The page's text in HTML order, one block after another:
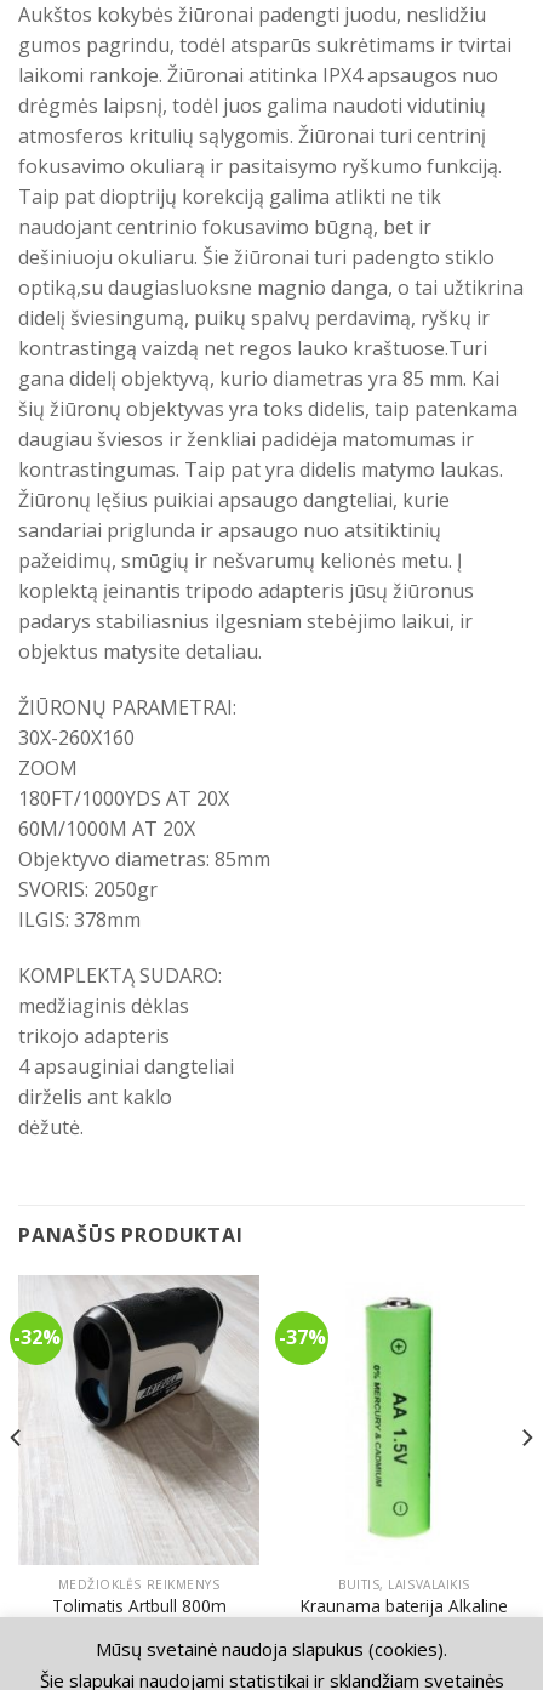
Aukštos kokybės žiūronai padengti juodu, neslidžiu
gumos pagrindu, todėl atsparūs sukrėtimams ir tvirtai
laikomi rankoje. Žiūronai atitinka IPX4 apsaugos nuo
drėgmės laipsnį, todėl juos galima naudoti vidutinių
atmosferos kritulių sąlygomis. Žiūronai turi centrinį
fokusavimo okuliarą ir pasitaisymo ryškumo funkciją.
Taip pat dioptrijų korekciją galima atlikti ne tik
naudojant centrinio fokusavimo būgną, bet ir
dešiniuoju okuliaru. Šie žiūronai turi padengto stiklo
optiką,su daugiasluoksne magnio danga, o tai užtikrina
didelį šviesingumą, puikų spalvų perdavimą, ryškų ir
kontrastingą vaizdą net regos lauko kraštuose.Turi
gana didelį objektyvą, kurio diametras yra 85 mm. Kai
šių žiūronų objektyvas yra toks didelis, taip patenkama
daugiau šviesos ir ženkliai padidėja matomumas ir
kontrastingumas. Taip pat yra didelis matymo laukas.
Žiūronų lęšius puikiai apsaugo dangteliai, kurie
sandariai priglunda ir apsaugo nuo atsitiktinių
pažeidimų, smūgių ir nešvarumų kelionės metu. Į
koplektą įeinantis tripodo adapteris jūsų žiūronus
padarys stabiliasnius ilgesniam stebėjimo laikui, ir
objektus matysite detaliau.
ŽIŪRONŲ PARAMETRAI:
30X-260X160
ZOOM
180FT/1000YDS AT 20X
60M/1000M AT 20X
Objektyvo diametras: 85mm
SVORIS: 2050gr
ILGIS: 378mm
KOMPLEKTĄ SUDARO:
medžiaginis dėklas
trikojo adapteris
4 apsauginiai dangteliai
dirželis ant kaklo
dėžutė.
PANAŠŪS PRODUKTAI
-32%
MEDŽIOKLĖS REIKMENYS
Tolimatis Artbull 800m
price
was:
120.00€.
price
is:
82.00€.
-37%
BUITIS, LAISVALAIKIS
Kraunama baterija Alkaline
38.00€ Original
price
was:
24.00
is:
Mūsų svetainė naudoja slapukus (cookies).
Šie slapukai naudojami statistikai ir sklandžiam svetainės